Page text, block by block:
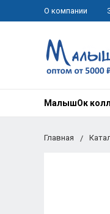
О компании
МалышОк
Главная